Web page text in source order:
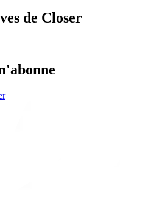
de Closer